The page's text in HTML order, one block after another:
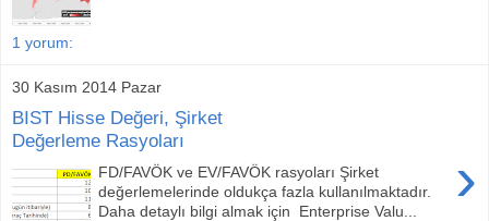
1 yorum:
30 Kasım 2014 Pazar
BIST Hisse Değeri, Şirket
Değerleme Rasyoları
›
FD/FAVÖK ve EV/FAVÖK rasyoları Şirket
değerlemelerinde oldukça fazla kullanılmaktadır.
Daha detaylı bilgi almak için Enterprise Valu...